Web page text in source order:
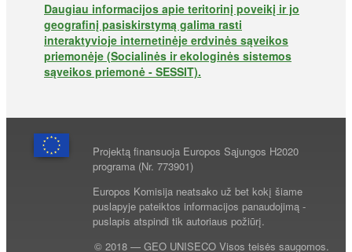
Daugiau informacijos apie teritorinį poveikį ir jo
geografinį pasiskirstymą galima rasti
interaktyvioje internetinėje erdvinės sąveikos
priemonėje (Socialinės ir ekologinės sistemos
sąveikos priemonė - SESSIT).
Projektą finansuoja Europos Sąjungos H2020
programa (Nr. 773901)
Europos Komisija neatsako už bet kokį šiame
puslapyje pateiktos informacijos panaudojimą -
puslapis atspindi tik autoriaus požiūrį.
© 2018 — GEO UNISECO Visos teisės saugomos.